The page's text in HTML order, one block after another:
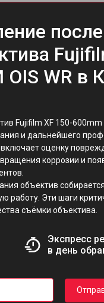
WR в
Fujifilm XF 150-600mm
и дальнейшего
оценку
коррозии и
объектив
работу. Эти шаги
съёмки объектива.
Экспресс
в день